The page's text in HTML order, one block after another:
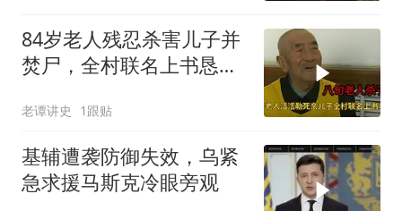
84岁老人残忍杀害儿子并
焚尸，全村联名上书恳求
落泪
老谭讲史 1跟贴
基辅遭袭防御失效，乌紧
急求援马斯克冷眼旁观